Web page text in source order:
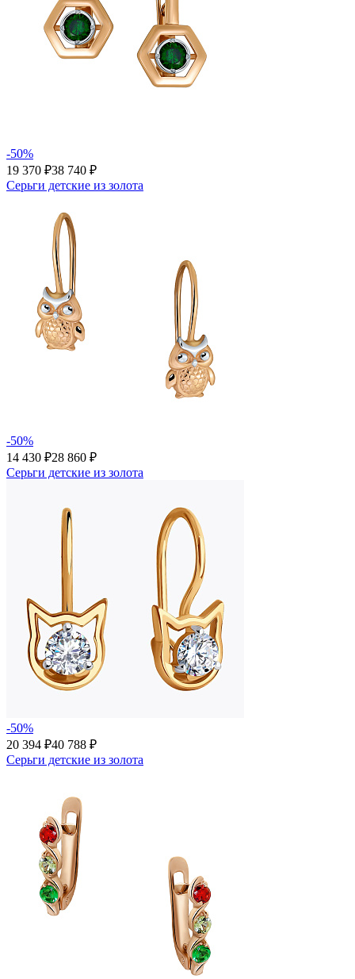
-50%
19 370 ₽38 740 ₽
Серьги детские из золота
-50%
14 430 ₽28 860 ₽
Серьги детские из золота
-50%
20 394 ₽40 788 ₽
Серьги детские из золота